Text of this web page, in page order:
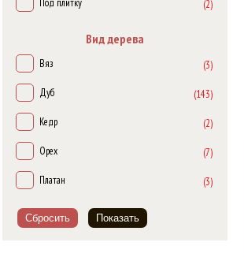
Platinium Zodiak (6)
Под плитку (2)
Вид дерева
Вяз (3)
Дуб (143)
Кедр (2)
Орех (7)
Платан (3)
Сбросить Показать